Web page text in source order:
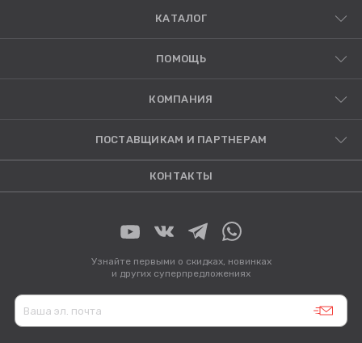
КАТАЛОГ
ПОМОЩЬ
КОМПАНИЯ
ПОСТАВЩИКАМ И ПАРТНЕРАМ
КОНТАКТЫ
Узнайте первыми о скидках, новинках
и других суперпредложениях